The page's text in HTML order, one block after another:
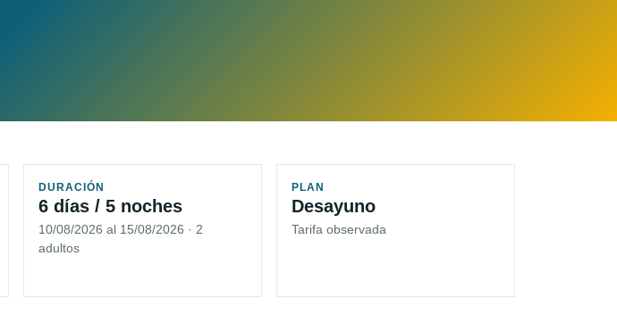
DURACIÓN
6 días / 5 noches
10/08/2026 al 15/08/2026 · 2
adultos
PLAN
Desayuno
Tarifa observada